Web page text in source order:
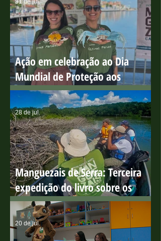
do Boi
Ação em celebração ao Dia
Mundial de Proteção aos
Manguezais
31 de jul.
Manguezais de Serra: Terceira
expedição do livro sobre os
manguezais capixabas
28 de jul.